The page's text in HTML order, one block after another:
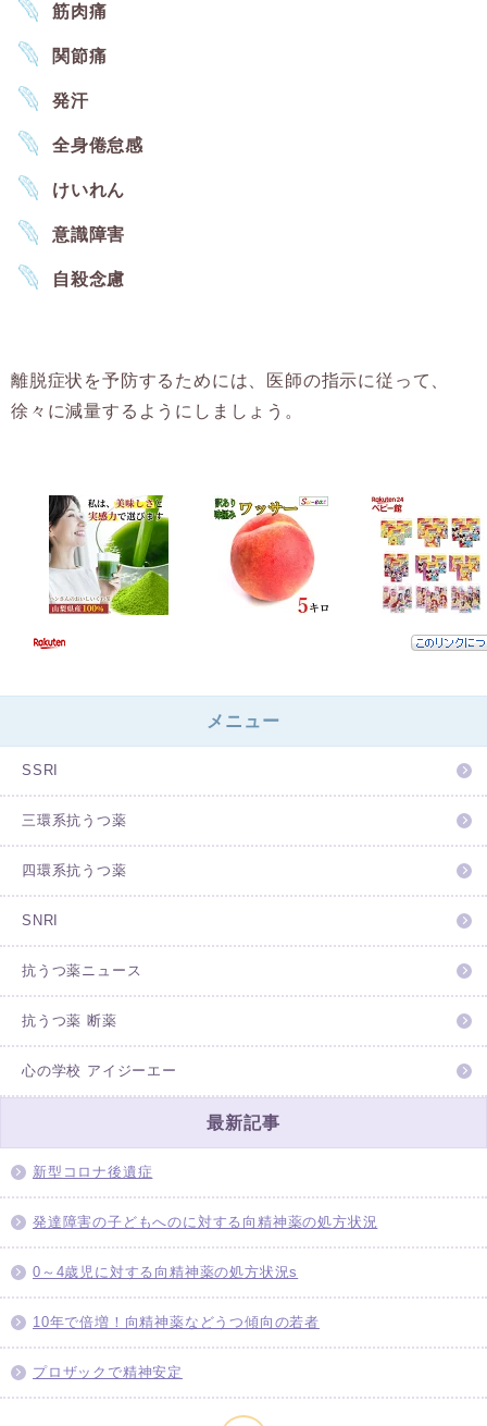
筋肉痛
関節痛
発汗
全身倦怠感
けいれん
意識障害
自殺念慮
離脱症状を予防するためには、医師の指示に従って、
徐々に減量するようにしましょう。
メニュー
SSRI
三環系抗うつ薬
四環系抗うつ薬
SNRI
抗うつ薬ニュース
抗うつ薬 断薬
心の学校 アイジーエー
最新記事
新型コロナ後遺症
発達障害の子どもへのに対する向精神薬の処方状況
0～4歳児に対する向精神薬の処方状況s
10年で倍増！向精神薬などうつ傾向の若者
プロザックで精神安定